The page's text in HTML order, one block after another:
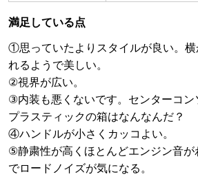
満足している点
①思っていたよりスタイルが良い。
れるようで美しい。
②視界が広い。
③内装も悪くないです。センターコン
プラスティックの箱はなんなんだ？
④ハンドルが小さくカッコよい。
⑤静粛性が高くほとんどエンジン音が
でロードノイズが気になる。